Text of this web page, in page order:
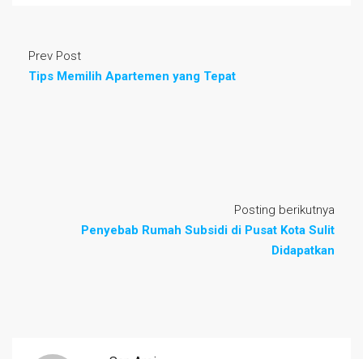
Prev Post
Tips Memilih Apartemen yang Tepat
Posting berikutnya
Penyebab Rumah Subsidi di Pusat Kota Sulit
Didapatkan